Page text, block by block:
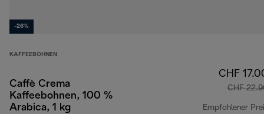
-26%
KAFFEEBOHNEN
Caffè Crema
Kaffeebohnen, 100 %
Arabica, 1 kg
CHF
CHF
Empfohlener